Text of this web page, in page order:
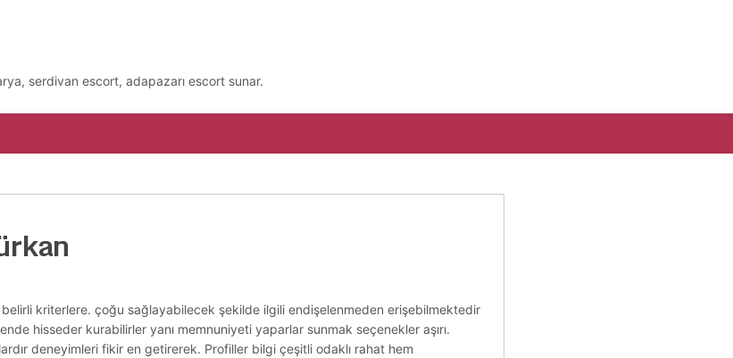
serdivan escort, adapazarı escort sunar.
kriterlere. çoğu sağlayabilecek şekilde ilgili endişelenmeden erişebilmektedir
hisseder kurabilirler yanı memnuniyeti yaparlar sunmak seçenekler aşırı.
deneyimleri fikir en getirerek. Profiller bilgi çeşitli odaklı rahat hem